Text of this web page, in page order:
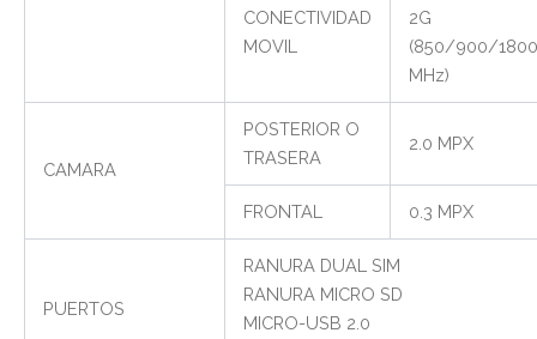
CONECTIVIDAD
MOVIL
2G
(850/900/
MHz)
CAMARA
POSTERIOR O
TRASERA
2.0 MPX
FRONTAL 0.3 MPX
PUERTOS
RANURA DUAL SIM
RANURA MICRO SD
MICRO-USB 2.0